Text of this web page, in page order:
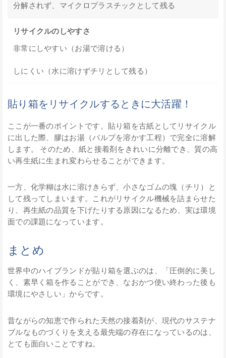
分解されず、マイクロプラスチックとして残る
リサイクルのしやすさ
非常にしやすい（お湯で溶ける）
しにくい（水に溶けずチリとして残る）
貼り箱をリサイクルするときに大活躍！
ここが一番のポイントです。貼り箱を古紙としてリサイクル
に出した際、膠はお湯（パルプを溶かす工程）で完全に溶解
します。 そのため、紙と接着剤をきれいに分離でき、質の高
い再生紙に生まれ変わらせることができます。
一方、化学糊は水に溶けきらず、小さなゴムの塊（チリ）と
して残ってしまいます。これがリサイクル機械を詰まらせた
り、再生紙の品質を下げたりする原因になるため、実は環境
面での課題になっています。
まとめ
世界中のハイブランドが貼り箱を選ぶのは、「圧倒的に美し
く、素早く箱を作ることができ、なおかつ使い終わった後も
環境にやさしい」からです。
昔ながらの知恵で作られた天然の接着剤が、現代のサステナ
ブルなものづくりを支える最先端の存在になっているのは、
とても面白いことですね。